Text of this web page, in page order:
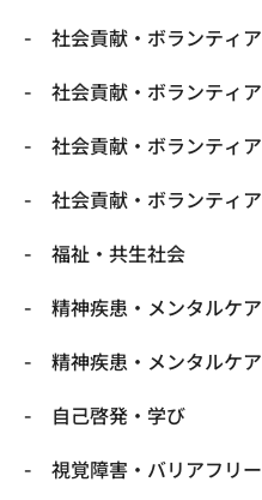
社会貢献・ボランティア
社会貢献・ボランティア
社会貢献・ボランティア
社会貢献・ボランティア
福祉・共生社会
精神疾患・メンタルケア
精神疾患・メンタルケア
自己啓発・学び
視覚障害・バリアフリー